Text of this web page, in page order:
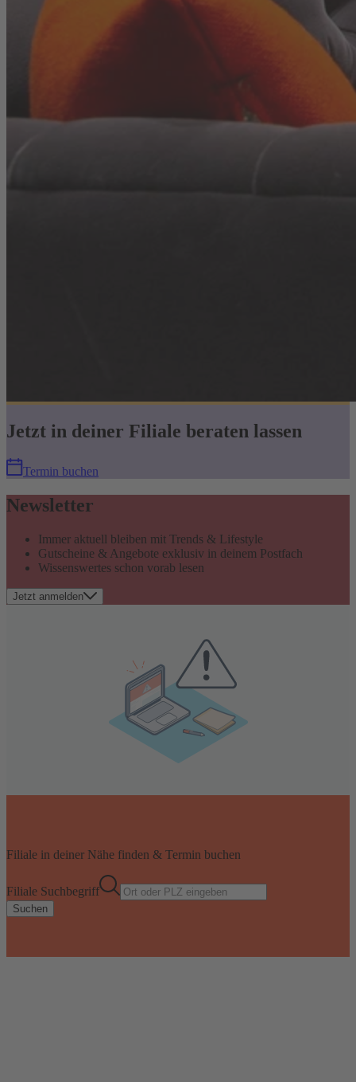
Jetzt in deiner Filiale beraten lassen
Termin buchen
Newsletter
Immer aktuell bleiben mit Trends & Lifestyle
Gutscheine & Angebote exklusiv in deinem Postfach
Wissenswertes schon vorab lesen
Jetzt anmelden
Filiale in deiner Nähe finden & Termin buchen
Filiale Suchbegriff
Suchen